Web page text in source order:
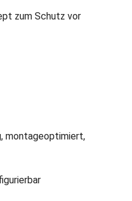
zum Schutz vor
montageoptimiert,